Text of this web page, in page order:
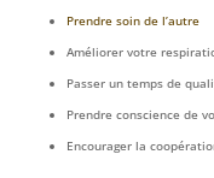
Prendre soin de l’autre
Améliorer votre
Passer un temps de
Prendre conscience de
Encourager la